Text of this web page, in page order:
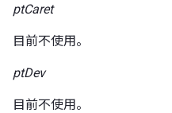
ptCaret
目前不使用。
ptDev
目前不使用。